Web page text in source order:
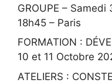
GROUPE –
18h45 – Paris
FORMATION :
10 et 11 Octobre
ATELIERS :